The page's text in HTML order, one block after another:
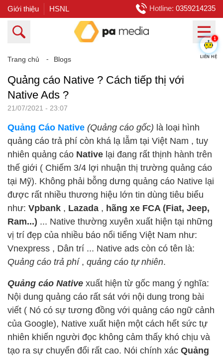
Giới thiệu HSNL Hotline: 0359214235
Trang chủ ⁃ Blogs
Quảng cáo Native ? Cách tiếp thị với
Native Ads ?
21/07/2021 - 23:07
Quảng Cáo Native (Quảng cáo gốc) là loại hình
quảng cáo trả phí còn khá lạ lẫm tại Việt Nam , tuy
nhiên quảng cáo Native lại đang rất thịnh hành trên
thế giới ( Chiếm 3/4 lợi nhuận thị trường quảng cáo
tại Mỹ). Không phải bỗng dưng quảng cáo Native lại
được rất nhiều thương hiệu lớn tin dùng tiêu biểu
như: Vpbank , Lazada , hãng xe FCA (Fiat, Jeep,
Ram...) ... Native thường xuyên xuất hiện tại những
vị trí đẹp của nhiều báo nổi tiếng Việt Nam như:
Vnexpress , Dân trí ... Native ads còn có tên là:
Quảng cáo trả phí, quảng cáo tự nhiên.
Quảng cáo Native xuất hiện từ gốc mang ý nghĩa:
Nội dung quảng cáo rất sát với nội dung trong bài
viết ( Nó có sự tương đồng với quảng cáo ngữ cảnh
của Google), Native xuất hiện một cách hết sức tự
nhiên khiến người đọc không cảm thấy khó chịu và
tạo ra sự chuyển đổi rất cao. Nói chính xác Quảng
1
LIÊN HỆ